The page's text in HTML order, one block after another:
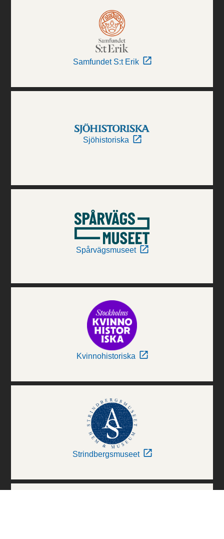
Samfundet S:t Erik
Sjöhistoriska
Spårvägsmuseet
Kvinnohistoriska
Strindbergsmuseet